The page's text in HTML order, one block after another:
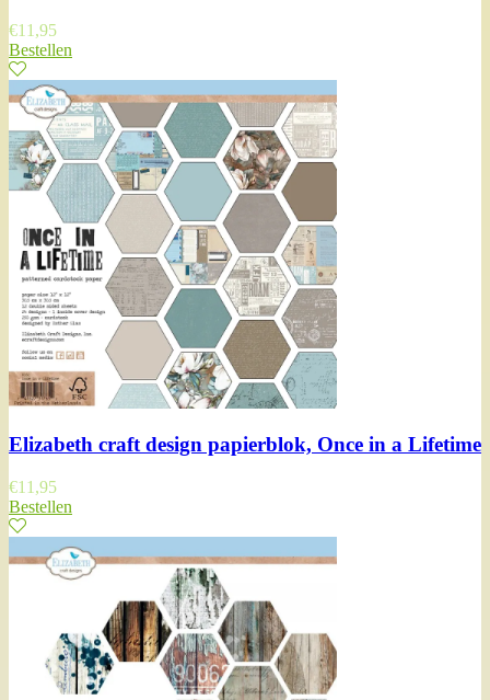
€11,95
Bestellen
Elizabeth craft design papierblok, Once in a Lifetime
€11,95
Bestellen